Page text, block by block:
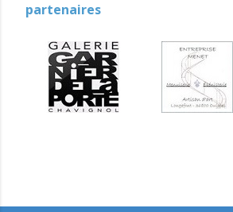
partenaires